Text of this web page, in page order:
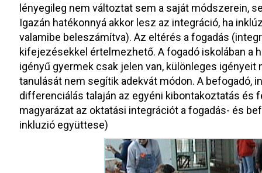
lényegileg nem változtat sem a saját módszerein,
Igazán hatékonnyá akkor lesz az integráció, ha
valamibe beleszámítva). Az eltérés a fogadás
kifejezésekkel értelmezhető. A fogadó iskolában a
igényű gyermek csak jelen van, különleges
tanulását nem segítik adekvát módon. A befogadó,
differenciálás talaján az egyéni kibontakoztatás és
magyarázat az oktatási integrációt a fogadás- és
inkluzió együttese)